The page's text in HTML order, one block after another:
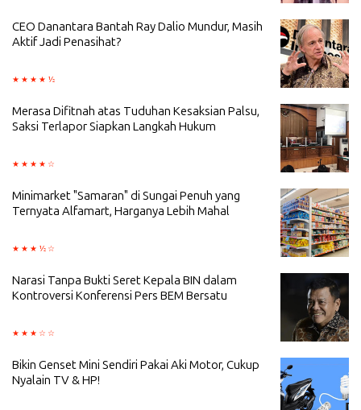
CEO Danantara Bantah Ray Dalio Mundur, Masih
Aktif Jadi Penasihat?
Merasa Difitnah atas Tuduhan Kesaksian Palsu,
Saksi Terlapor Siapkan Langkah Hukum
Minimarket "Samaran" di Sungai Penuh yang
Ternyata Alfamart, Harganya Lebih Mahal
Narasi Tanpa Bukti Seret Kepala BIN dalam
Kontroversi Konferensi Pers BEM Bersatu
Bikin Genset Mini Sendiri Pakai Aki Motor, Cukup
Nyalain TV & HP!